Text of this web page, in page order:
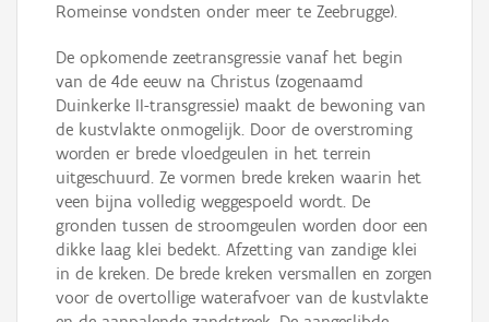
Romeinse vondsten onder meer te Zeebrugge).
De opkomende zeetransgressie vanaf het begin
van de 4de eeuw na Christus (zogenaamd
Duinkerke II-transgressie) maakt de bewoning van
de kustvlakte onmogelijk. Door de overstroming
worden er brede vloedgeulen in het terrein
uitgeschuurd. Ze vormen brede kreken waarin het
veen bijna volledig weggespoeld wordt. De
gronden tussen de stroomgeulen worden door een
dikke laag klei bedekt. Afzetting van zandige klei
in de kreken. De brede kreken versmallen en zorgen
voor de overtollige waterafvoer van de kustvlakte